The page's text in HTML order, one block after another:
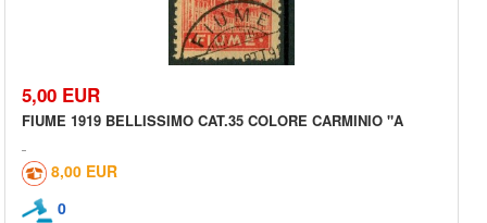
5,00 EUR
FIUME 1919 BELLISSIMO CAT.35 COLORE CARMINIO "A
8,00 EUR
0